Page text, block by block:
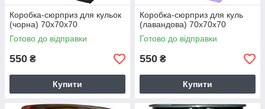
Коробка-сюрприз для кульок
(чорна) 70х70х70
Готово до відправки
550 ₴
Купити
Коробка-сюрприз для куль
(лавандова) 70х70х70
Готово до відправки
550 ₴
Купити